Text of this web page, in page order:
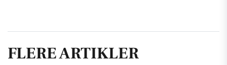
FLERE ARTIKLER